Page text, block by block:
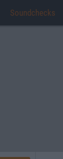
Soundchecks